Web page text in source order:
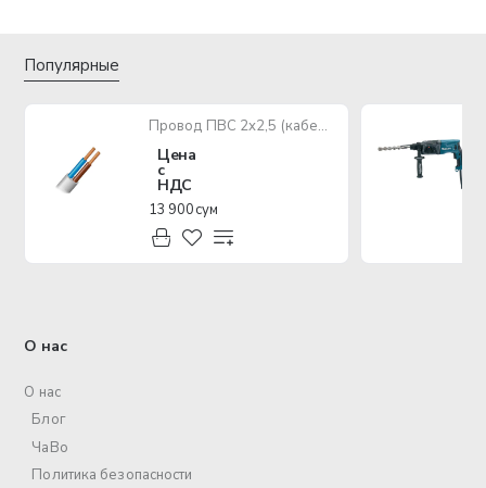
Популярные
Провод ПВС 2х2,5 (кабель медный многожильный)
Цена
с
НДС
13 900 сум
О нас
О нас
Блог
ЧаВо
Политика безопасности